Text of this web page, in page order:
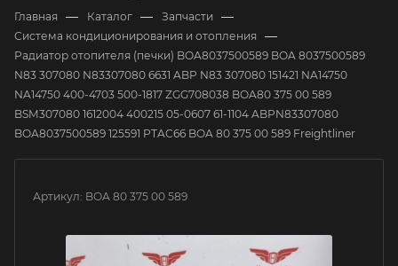
Главная — Каталог — Запчасти —
Система кондиционирования и отопления —
Радиатор отопителя (печки) BOA8037500589 BOA 8037500589
N83 307080 N83307080 6631 ABP N83 307080 151421 NA14750
NA14750 400-4703 500-1817 ZGG708038 BOA80 375 00 589
BSM307080 1612004 400215 05-0607 61-1104 ABPN83307080
BOA8037500589 125591 PTAC66 BOA 80 375 00 589 Freightliner
Артикул: BOA 80 375 00 589